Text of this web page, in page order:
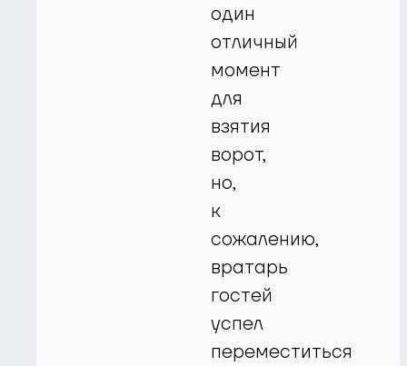
один
отличный
момент
для
взятия
ворот,
но,
к
сожалению,
вратарь
гостей
успел
переместиться